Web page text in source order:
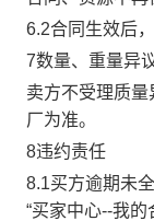
6.2合同生效后
7数量、重量异
卖方不受理质
厂为准。
8违约责任
8.1买方逾期未
“买家中心--我